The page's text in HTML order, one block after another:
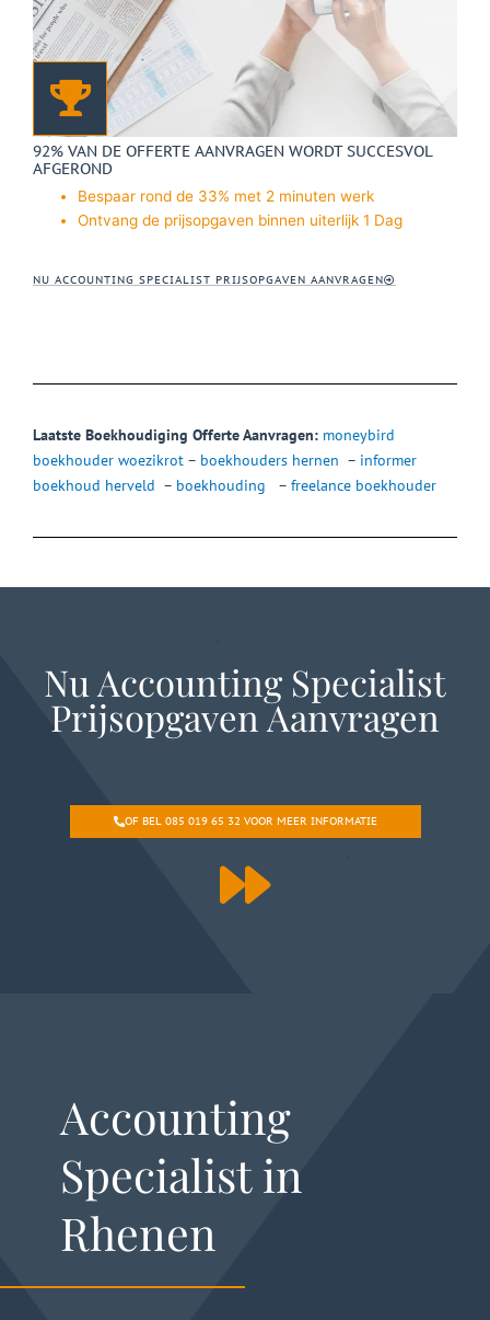
92% VAN DE OFFERTE AANVRAGEN WORDT SUCCESVOL
AFGEROND
Bespaar rond de 33% met 2 minuten werk
Ontvang de prijsopgaven binnen uiterlijk 1 Dag
NU ACCOUNTING SPECIALIST PRIJSOPGAVEN AANVRAGEN
Laatste Boekhoudiging Offerte Aanvragen: moneybird
boekhouder woezikrot – boekhouders hernen – informer
boekhoud herveld – boekhouding – freelance boekhouder
Nu Accounting Specialist
Prijsopgaven Aanvragen
OF BEL 085 019 65 32 VOOR MEER INFORMATIE
Accounting
Specialist in
Rhenen